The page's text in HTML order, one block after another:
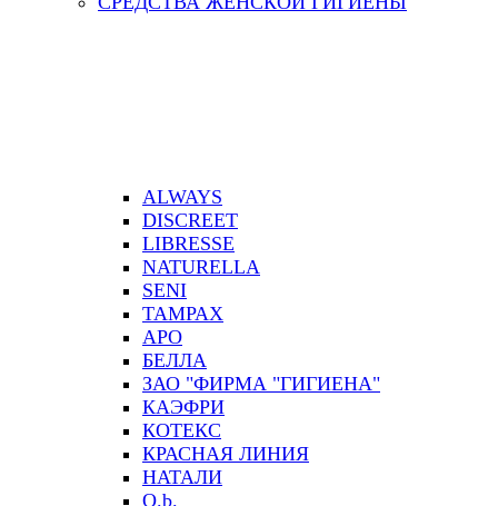
ALWAYS
DISCREET
LIBRESSE
NATURELLA
SENI
TAMPAX
АРО
БЕЛЛА
ЗАО "ФИРМА "ГИГИЕНА"
КАЭФРИ
КОТЕКС
КРАСНАЯ ЛИНИЯ
НАТАЛИ
О.b.